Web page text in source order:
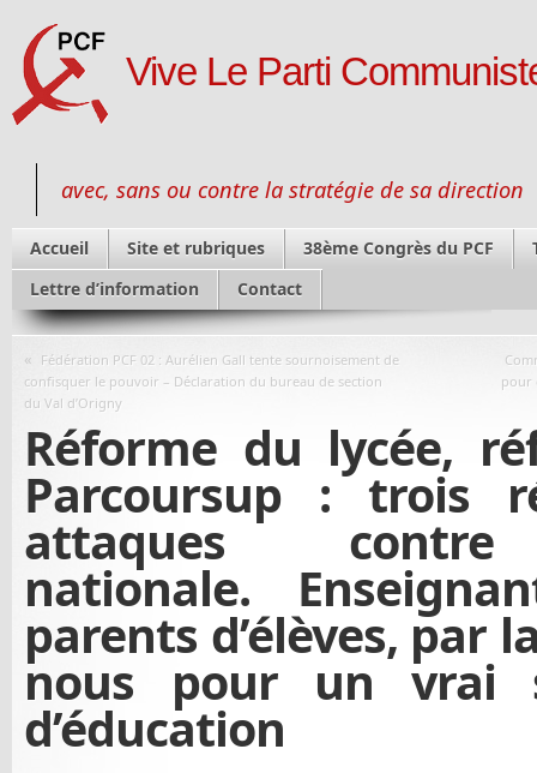
Vive Le Parti
avec, sans ou contre la stratégie de sa direction
Accueil Site et rubriques 38ème Congrès du PCF
Lettre d’information
Contact
« Fédération PCF 02 : Aurélien Gall tente sournoisement de
confisquer le pouvoir – Déclaration du bureau de section
du Val d’Origny
pour
Réforme du lycée,
Parcoursup : trois
attaques contre
nationale.
parents d’élèves, par
nous pour un vrai
d’éducation